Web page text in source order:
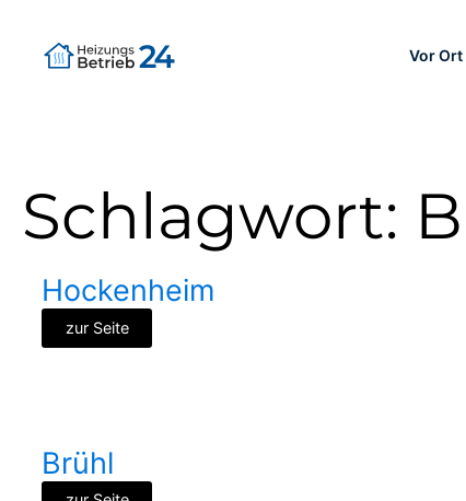
Vor Ort
Schlagwort:
Hockenheim
zur Seite
Brühl